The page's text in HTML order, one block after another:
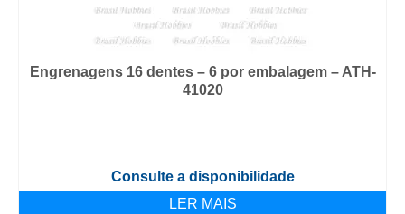
Engrenagens 16 dentes – 6 por embalagem – ATH-
41020
Consulte a disponibilidade
LER MAIS